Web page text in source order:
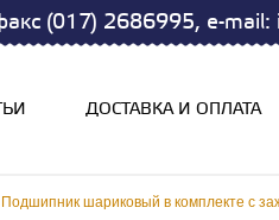
(017) 2686995, e-mail:
ДОСТАВКА И ОПЛАТА
Подшипник шариковый в комплекте с зажимной втулкой